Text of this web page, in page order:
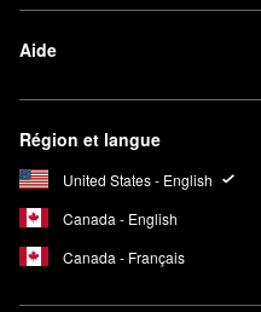
Aide
Région et langue
United States - English
Canada - English
Canada - Français